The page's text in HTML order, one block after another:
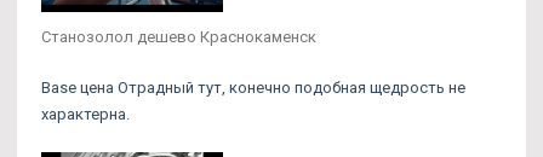
Станозолол дешево Краснокаменск
Base цена Отрадный тут, конечно подобная щедрость не
характерна.